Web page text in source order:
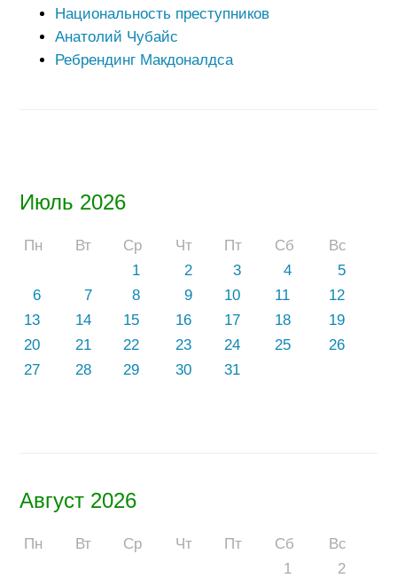
Июль 2026
Пн Вт Ср Чт Пт Сб
Вс
1
2 3 4
5
6
7 8 9 10 11
12
13
14 15 16 17 18
19
20
21 22 23 24 25
26
27
28 29 30 31
Август 2026
Пн Вт Ср Чт Пт Сб
Вс
1
2
Национальность преступников
Анатолий Чубайс
Ребрендинг Макдоналдса